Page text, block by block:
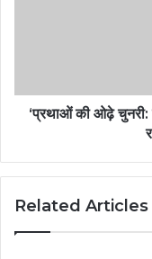
‘प्रथाओं की ओढ़े चुनरी:
Related Articles